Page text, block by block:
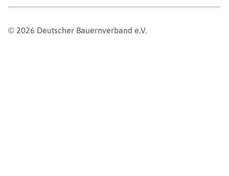
© 2026 Deutscher Bauernverband e.V.